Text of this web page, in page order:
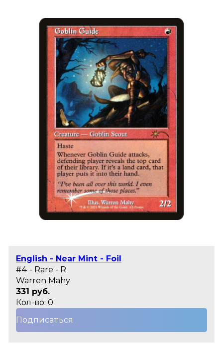
English - Near Mint - Foil
#4 - Rare - R
Warren Mahy
331 руб.
Кол-во: 0
Подписаться